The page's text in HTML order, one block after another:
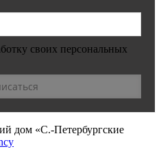
своих персональных
дом «С.-Петербургские